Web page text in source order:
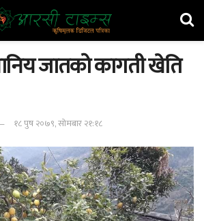
जातको कागती खेति
१८ पुष २०७९, सोमबार २१:१८